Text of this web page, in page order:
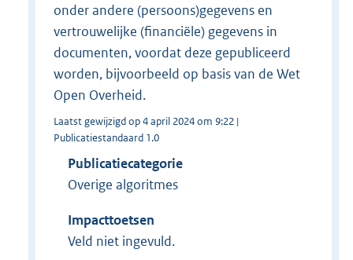
onder andere (persoons)gegevens en
vertrouwelijke (financiële) gegevens in
documenten, voordat deze gepubliceerd
worden, bijvoorbeeld op basis van de Wet
Open Overheid.
Laatst gewijzigd op 4 april 2024 om 9:22 |
Publicatiestandaard 1.0
Publicatiecategorie
Overige algoritmes
Impacttoetsen
Veld niet ingevuld.